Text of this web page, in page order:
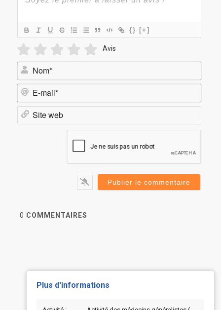
{} [+]
Avis
Nom*
E-
0 COMMENTAIRES
Plus d'informations